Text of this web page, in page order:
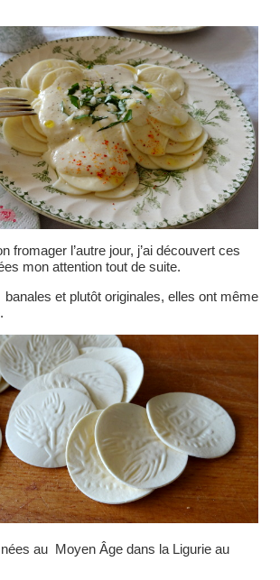
fromager l’autre jour, j’ai découvert ces
mon attention tout de suite.
et plutôt originales, elles ont même
au Moyen Âge dans la Ligurie au